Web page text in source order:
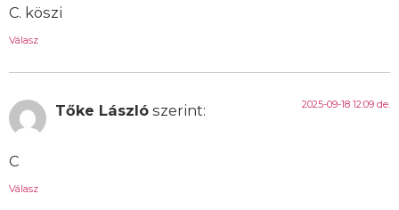
C. köszi
Válasz
Tőke László szerint: 2025-09-18 12:09 de.
C
Válasz